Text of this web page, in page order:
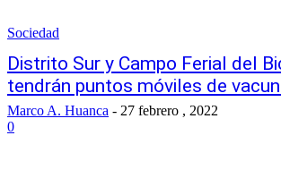
Sociedad
Distrito Sur y Campo Ferial del
tendrán puntos móviles de
Marco A. Huanca - 27 febrero , 2022
0